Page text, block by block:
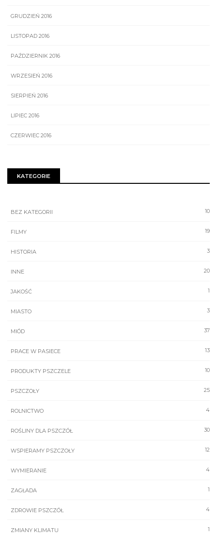
GRUDZIEŃ 2016
LISTOPAD 2016
PAŹDZIERNIK 2016
WRZESIEŃ 2016
SIERPIEŃ 2016
LIPIEC 2016
CZERWIEC 2016
KATEGORIE
10
BEZ KATEGORII
19
FILMY
3
HISTORIA
20
INNE
1
JAKOŚĆ
3
MIASTO
37
MIÓD
13
PRACE W PASIECE
10
PRODUKTY PSZCZELE
25
PSZCZOŁY
4
ROLNICTWO
30
ROŚLINY DLA PSZCZÓŁ
12
WSPIERAMY PSZCZOŁY
4
WYMIERANIE
1
ZAGŁADA
4
ZDROWIE PSZCZÓŁ
1
ZMIANY KLIMATU